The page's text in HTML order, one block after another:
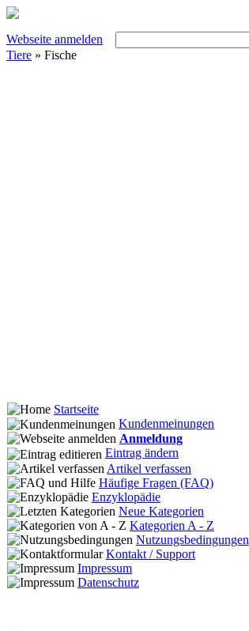
Webseite anmelden
Tiere » Fische
Startseite
Kundenmeinungen
Anmeldung
Eintrag ändern
Artikel verfassen
Häufige Fragen (FAQ)
Enzyklopädie
Neue Kategorien
Kategorien A - Z
Nutzungsbedingungen
Kontakt / Support
Impressum
Datenschutz